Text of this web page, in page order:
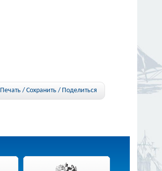
Печать / Сохранить / Поделиться